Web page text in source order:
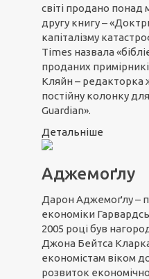
світі продано понад
другу книгу –
капіталізму
Times назвала
проданих
Кляйн – редакторка
постійну колонку
Guardian».
Детальніше
Аджемоґлу
Дарон Аджемоґлу –
економіки
2005 році був
Джона Бейтса
економістам віком
розвиток